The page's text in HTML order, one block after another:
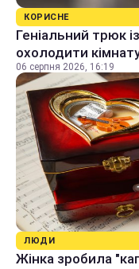
КОРИСНЕ
Геніальний трюк
охолодити
06 серпня 2026, 16:19
ЛЮДИ
Жінка зробила